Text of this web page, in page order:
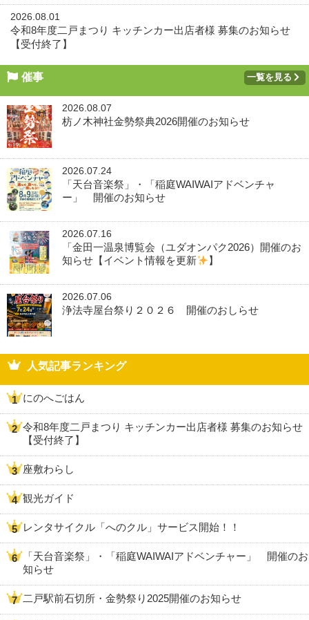
2026.08.01
令和8年度二戸まつり キッチンカー出店者様 募集のお知らせ
【受付終了】
催事 一覧を見る
2026.08.07
枋ノ木神社金勢祭典2026開催のお知らせ
2026.07.24
「天台音楽祭」・「稲庭WAIWAIアドベンチャ
ー」 開催のお知らせ
2026.07.16
「金田一温泉博覧会（ユダオンパク2026）開催のお
知らせ【イベント情報を更新
】
2026.07.06
浄法寺屋台祭り２０２６ 開催のおしらせ
人気記事ランキング
にのへごはん
令和8年度二戸まつり キッチンカー出店者様 募集のお知らせ
【受付終了】
座敷わらし
観光ガイド
レンタサイクル「へのクル」サービス開始！！
「天台音楽祭」・「稲庭WAIWAIアドベンチャー」 開催のお
知らせ
二戸駅前石切所・金勢祭り2025開催のお知らせ